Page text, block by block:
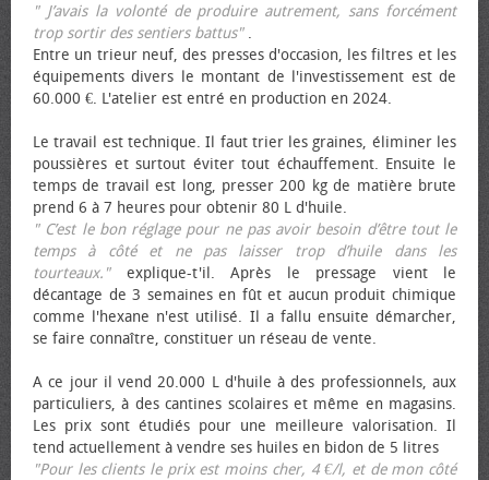
" J’avais la volonté de produire autrement, sans forcément
trop sortir des sentiers battus".
Entre un trieur neuf, des presses d'occasion, les filtres et les
équipements divers le montant de l'investissement est de
60.000 €. L'atelier est entré en production en 2024.
Le travail est technique. Il faut trier les graines, éliminer les
poussières et surtout éviter tout échauffement. Ensuite le
temps de travail est long, presser 200 kg de matière brute
prend 6 à 7 heures pour obtenir 80 L d'huile.
" C’est le bon réglage pour ne pas avoir besoin d’être tout le
temps à côté et ne pas laisser trop d’huile dans les
tourteaux."explique-t'il. Après le pressage vient le
décantage de 3 semaines en fût et aucun produit chimique
comme l'hexane n'est utilisé. Il a fallu ensuite démarcher,
se faire connaître, constituer un réseau de vente.
A ce jour il vend 20.000 L d'huile à des professionnels, aux
particuliers, à des cantines scolaires et même en magasins.
Les prix sont étudiés pour une meilleure valorisation. Il
tend actuellement à vendre ses huiles en bidon de 5 litres
"Pour les clients le prix est moins cher, 4 €/l, et de mon côté